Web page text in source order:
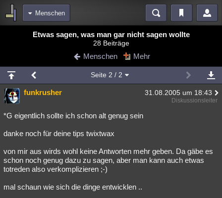
Menschen
Blogs
Chat Wiki Neuigkeiten
meine Rubriken
Menschen Wissenschaft Mystery Kriminalfälle
Spiritualität Verschwörungen Technologie
Natur Umfragen Unterhaltung
weitere Rubriken
Philosophie Träume Orte Esoterik Literatur
Astronomie Helpdesk Gruppen
Etwas sagen, was man gar nicht sagen wollte
28 Beiträge
Menschen Mehr
Seite 2 / 2
funkrusher 31.08.2005 um 18:43
Diskussionsleiter
*G eigentlich sollte ich schon alt genug sein
danke noch für deine tips twixtwax
von mir aus wirds wohl keine Antworten mehr geben. Da gäbe es
schon noch genug dazu zu sagen, aber man kann auch etwas
totreden also verkomplizieren ;-)
mal schaun wie sich die dinge entwicklen ..